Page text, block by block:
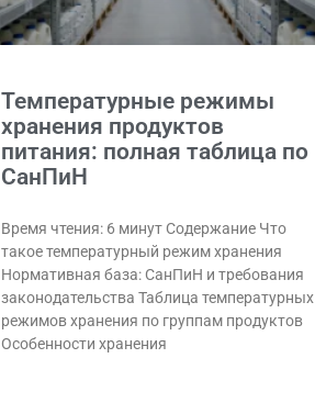
Температурные режимы
хранения продуктов
питания: полная таблица по
СанПиН
Время чтения: 6 минут Содержание Что
такое температурный режим хранения
Нормативная база: СанПиН и требования
законодательства Таблица температурных
режимов хранения по группам продуктов
Особенности хранения